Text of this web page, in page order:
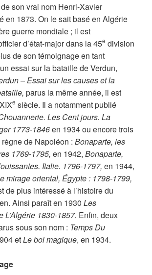
de son vrai nom Henri-Xavier
en 1873. On le sait basé en Algérie
guerre mondiale ; il est
d’état-major dans la 45e division
de son témoignage en tant
essai sur la bataille de Verdun,
– Essai sur les causes et la
parus la même année, il est
e siècle. Il a notamment publié
Les Cent jours. La
1773-1846en 1934 ou encore trois
règne de Napoléon :Bonaparte, les
1769-1795,en 1942,Bonaparte,
Italie. 1796-1797,en 1944,
mirage oriental, Égypte : 1798-1799,
de plus intéressé à l’histoire du
Ainsi paraît en 1930Les
L’Algérie 1830-1857. Enfin, deux
sous son nom : Temps Du
etLe bol magique, en 1934.